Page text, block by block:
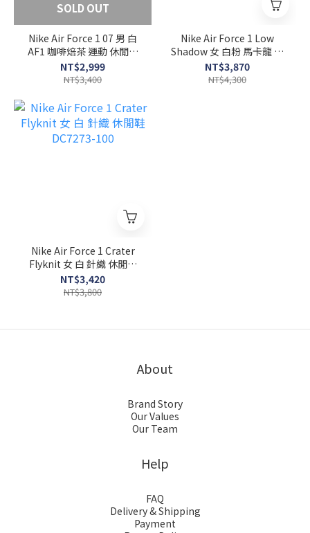
SOLD OUT
Nike Air Force 1 07 男 白
AF1 咖啡焙茶 運動 休閒鞋
DR9867-100
NT$2,999
NT$3,400
Nike Air Force 1 Low
Shadow 女 白粉 馬卡龍 解
構 運動 休閒鞋 DV1364-
111
NT$3,870
NT$4,300
Nike Air Force 1 Crater
Flyknit 女 白 針織 休閒鞋
DC7273-100
NT$3,420
NT$3,800
About
Brand Story
Our Values
Our Team
Help
FAQ
Delivery & Shipping
Payment